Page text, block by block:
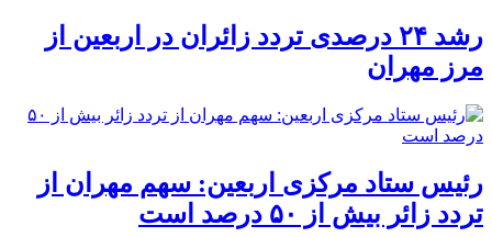
رشد ۲۴ درصدی تردد زائران در اربعین از
مرز مهران
رئیس ستاد مرکزی اربعین: سهم مهران از
تردد زائر بیش از ۵۰ درصد است